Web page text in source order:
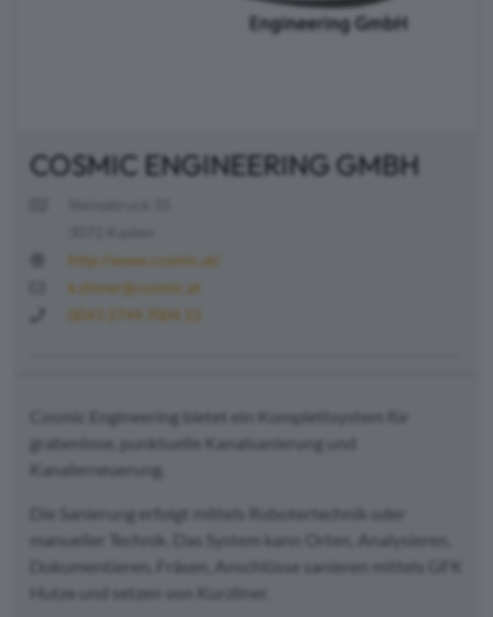
COSMIC ENGINEERING GMBH
http://www.cosmic.at/
k.zinner@cosmic.at
0043 2744 7004 12
Cosmic Engineering bietet ein Komplettsystem für
grabenlose, punktuelle Kanalsanierung und
Kanalerneuerung.
Die Sanierung erfolgt mittels Robotertechnik oder
manueller Technik. Das System kann Orten, Analysieren,
Dokumentieren, Fräsen, Anschlüsse sanieren mittels GFK
Hutze und setzen von Kurzliner.